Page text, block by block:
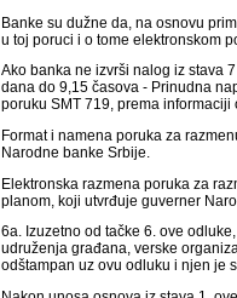
Banke su dužne da, na osnovu
u toj poruci i o tome elektronskom
Ako banka ne izvrši nalog iz stava
dana do 9,15 časova - Prinudna
poruku SMT 719, prema
Format i namena poruka za
Narodne banke Srbije.
Elektronska razmena poruka za
planom, koji utvrđuje guverner
6a. Izuzetno od tačke 6. ove
udruženja građana, verske
odštampan uz ovu odluku i njen je